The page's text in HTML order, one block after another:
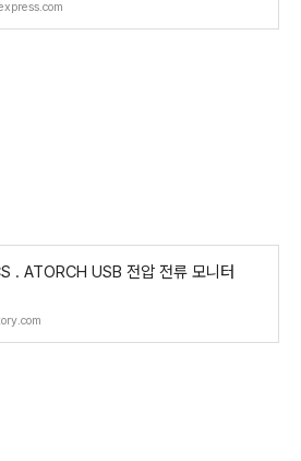
Digital Monitor Cut off Power Ind
. ATORCH USB 전압 전류 모니터